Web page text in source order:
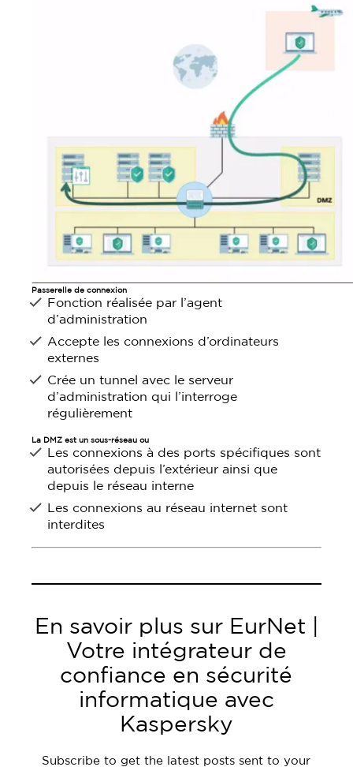
Passerelle de connexion
Fonction réalisée par l’agent
d’administration
Accepte les connexions d’ordinateurs
externes
Crée un tunnel avec le serveur
d’administration qui l’interroge
régulièrement
La DMZ est un sous-réseau ou
Les connexions à des ports spécifiques sont
autorisées depuis l’extérieur ainsi que
depuis le réseau interne
Les connexions au réseau internet sont
interdites
En savoir plus sur EurNet |
Votre intégrateur de
confiance en sécurité
informatique avec
Kaspersky
Subscribe to get the latest posts sent to your